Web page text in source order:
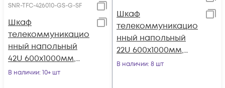
SNR-TFC-426010-GS-G-SF
Шкаф
телекоммуникацио
нный напольный
42U 600x1000мм,
серия TFC (SNR-TFC-
В наличии: 10+ шт
Шкаф
телекоммуникацио
нный напольный
22U 600x1000мм,
серия TFC (SNR-TFC-
В наличии: 8 шт